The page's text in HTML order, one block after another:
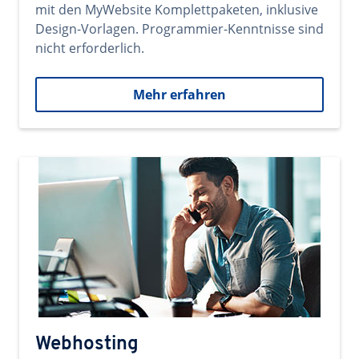
mit den MyWebsite Komplettpaketen, inklusive
Design-Vorlagen. Programmier-Kenntnisse sind
nicht erforderlich.
Mehr erfahren
Webhosting